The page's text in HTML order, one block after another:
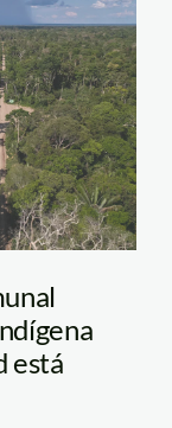
está